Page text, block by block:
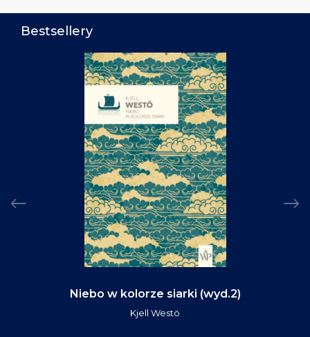
Bestsellery
Niebo w kolorze siarki (wyd.2)
Kjell Westö